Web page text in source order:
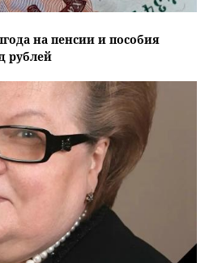
на пенсии и пособия
рублей